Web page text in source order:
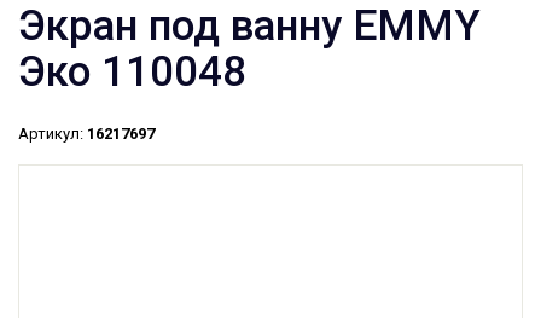
Экран под ванну EMMY
Эко 110048
Артикул: 16217697